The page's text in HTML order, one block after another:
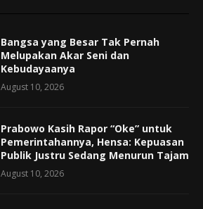
Bangsa yang Besar Tak Pernah
Melupakan Akar Seni dan
Kebudayaanya
August 10, 2026
Prabowo Kasih Rapor “Oke” untuk
Pemerintahannya, Hensa: Kepuasan
Publik Justru Sedang Menurun Tajam
August 10, 2026